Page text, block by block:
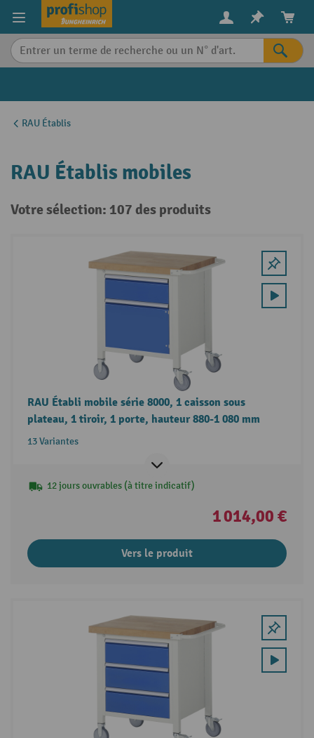
content
RAU Établis
RAU Établis mobiles
Votre sélection: 107 des produits
RAU Établi mobile série 8000, 1 caisson sous
plateau, 1 tiroir, 1 porte, hauteur 880-1 080 mm
13 Variantes
12 jours ouvrables (à titre indicatif)
1 014,00 €
Vers le produit